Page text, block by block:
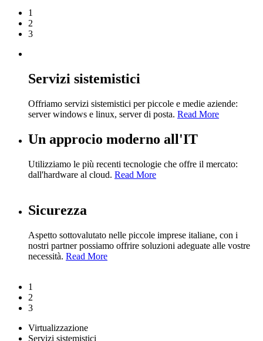
1
2
3
Servizi sistemistici
Offriamo servizi sistemistici per piccole e medie aziende:
server windows e linux, server di posta. Read More
Un approcio moderno all'IT
Utilizziamo le più recenti tecnologie che offre il mercato:
dall'hardware al cloud. Read More
Sicurezza
Aspetto sottovalutato nelle piccole imprese italiane, con i
nostri partner possiamo offrire soluzioni adeguate alle vostre
necessità. Read More
1
2
3
Virtualizzazione
Servizi sistemistici